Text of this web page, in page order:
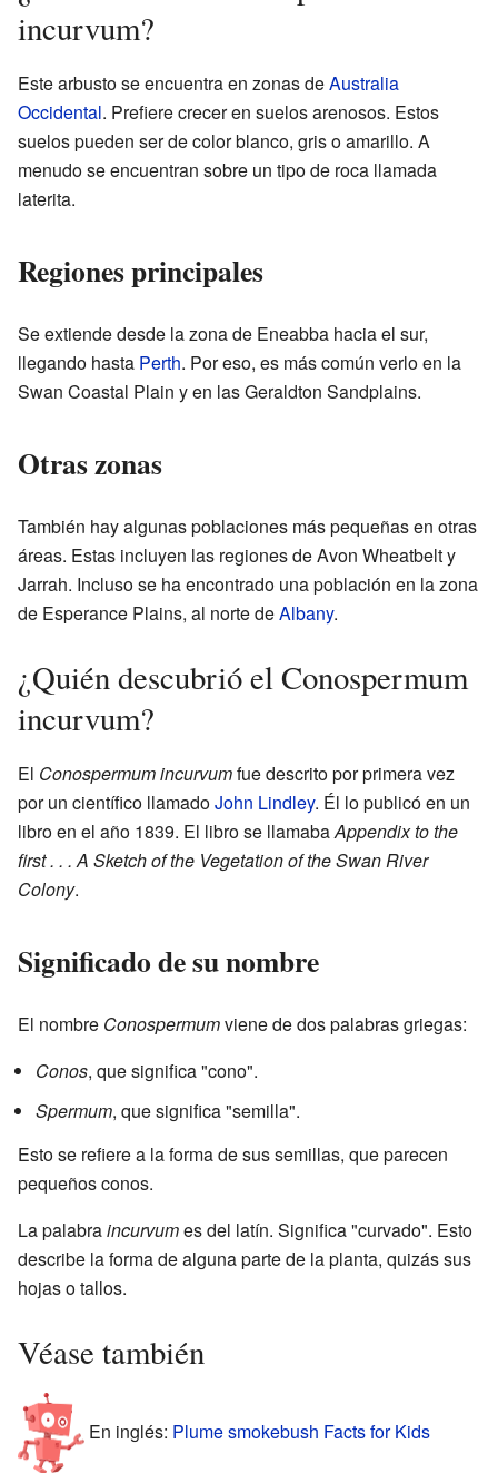
incurvum?
Este arbusto se encuentra en zonas deAustralia
Occidental. Prefiere crecer en suelos arenosos. Estos
suelos pueden ser de color blanco, gris o amarillo. A
menudo se encuentran sobre un tipo de roca llamada
laterita.
Regiones principales
Se extiende desde la zona de Eneabba hacia el sur,
llegando hasta Perth. Por eso, es más común verlo en la
Swan Coastal Plain y en las Geraldton Sandplains.
Otras zonas
También hay algunas poblaciones más pequeñas en otras
áreas. Estas incluyen las regiones de Avon Wheatbelt y
Jarrah. Incluso se ha encontrado una población en la zona
de Esperance Plains, al norte deAlbany.
¿Quién descubrió el Conospermum
incurvum?
El Conospermum incurvumfue descrito por primera vez
por un científico llamadoJohn Lindley. Él lo publicó en un
libro en el año 1839. El libro se llamabaAppendix to the
first . . . A Sketch of the Vegetation of the Swan River
Colony.
Significado de su nombre
El nombre Conospermumviene de dos palabras griegas:
Conos, que significa "cono".
Spermum, que significa "semilla".
Esto se refiere a la forma de sus semillas, que parecen
pequeños conos.
La palabraincurvumes del latín. Significa "curvado". Esto
describe la forma de alguna parte de la planta, quizás sus
hojas o tallos.
Véase también
En inglés: Plume smokebush Facts for Kids